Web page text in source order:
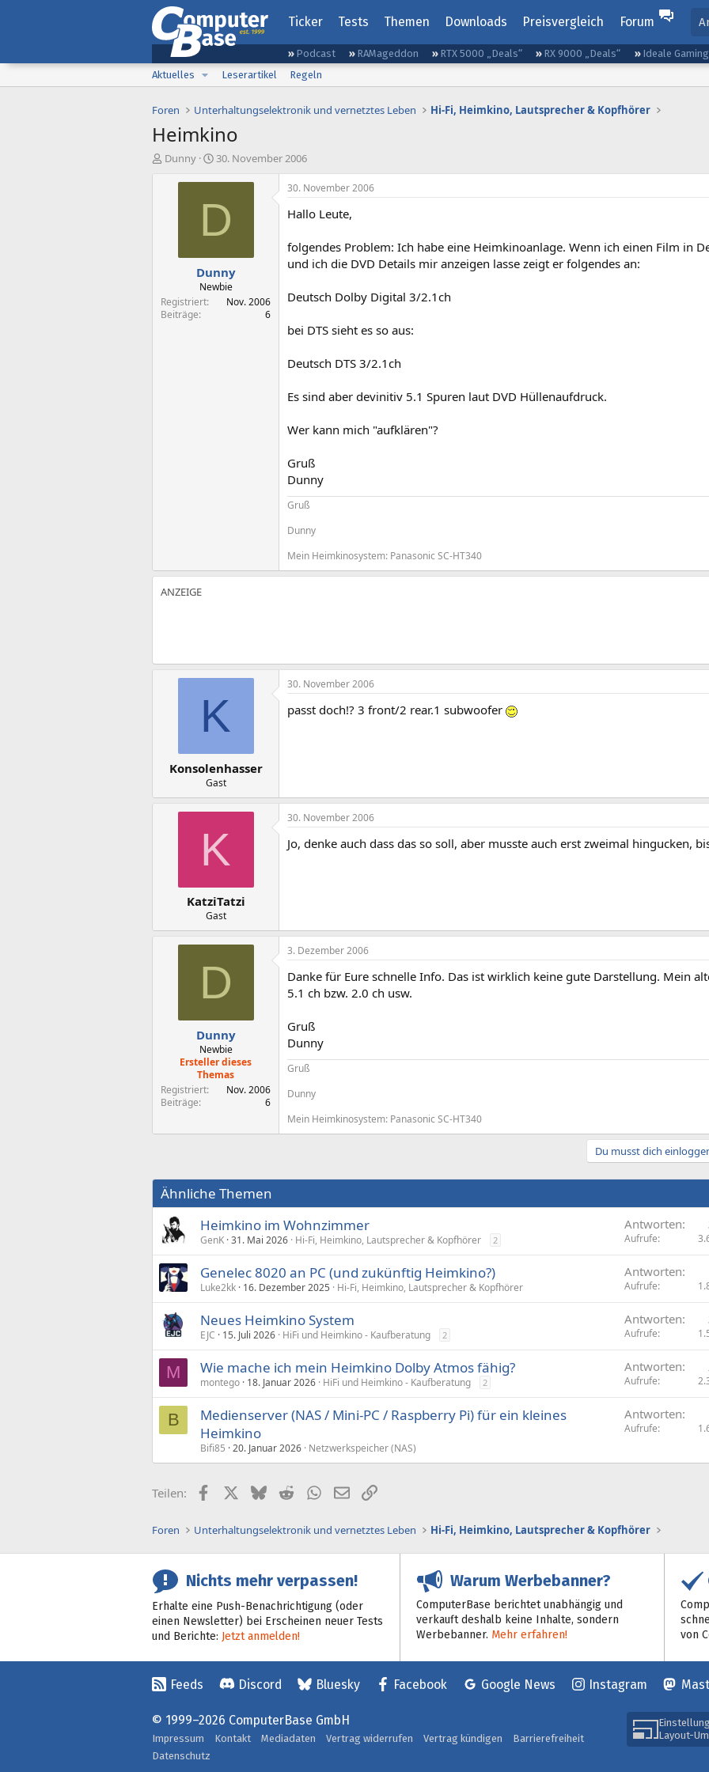
Ticker Tests Themen Downloads Preisvergleich Forum
Podcast RAMageddon RTX 5000 „Deals“ RX 9000 „Deals“
Ideale
Aktuelles
Leserartikel Regeln
Foren Unterhaltungselektronik und vernetztes Leben Hi-Fi, Heimkino, Lautsprecher & Kopfhörer
Heimkino
E
Dunny
E
s
l
t
a
m
30. November 2006
D
Dunny
Newbie
Registriert
Nov. 2006
Beiträge
6
30. November 2006
Hallo Leute,
folgendes Problem: Ich habe eine Heimkinoanlage. Wenn ich einen Film in
und ich die DVD Details mir anzeigen lasse zeigt er folgendes an:
Deutsch Dolby Digital 3/2.1ch
bei DTS sieht es so aus:
Deutsch DTS 3/2.1ch
Es sind aber devinitiv 5.1 Spuren laut DVD Hüllenaufdruck.
Wer kann mich "aufklären"?
Gruß
Dunny
Gruß
Dunny
Mein Heimkinosystem: Panasonic SC-HT340
K
Konsolenhasser
Gast
30. November 2006
passt doch!? 3 front/2 rear.1 subwoofer
K
KatziTatzi
Gast
30. November 2006
Jo, denke auch dass das so soll, aber musste auch erst zweimal hingucken,
D
Dunny
Newbie
Ersteller dieses
Themas
Registriert
Nov. 2006
Beiträge
6
3. Dezember 2006
Danke für Eure schnelle Info. Das ist wirklich keine gute Darstellung. Mein
5.1 ch bzw. 2.0 ch usw.
Gruß
Dunny
Gruß
Dunny
Mein Heimkinosystem: Panasonic SC-HT340
Du musst dich
Ähnliche Themen
Heimkino im Wohnzimmer
GenK 31. Mai 2026 Hi-Fi, Heimkino, Lautsprecher & Kopfhörer 2
Antworten
Aufrufe
Genelec 8020 an PC (und zukünftig Heimkino?)
Luke2kk 16. Dezember 2025 Hi-Fi, Heimkino, Lautsprecher & Kopfhörer
Antworten
Aufrufe
Neues Heimkino System
EJC 15. Juli 2026 HiFi und Heimkino - Kaufberatung 2
Antworten
Aufrufe
M Wie mache ich mein Heimkino Dolby Atmos fähig?
montego 18. Januar 2026 HiFi und Heimkino - Kaufberatung 2
Antworten
Aufrufe
B
Medienserver (NAS / Mini-PC / Raspberry Pi) für ein kleines
Heimkino
Bifi85 20. Januar 2026 Netzwerkspeicher (NAS)
Antworten
Aufrufe
Teilen: FacebookX (Twitter)
BlueskyRedditWhatsApp
E-MailLink
Foren Unterhaltungselektronik und vernetztes Leben Hi-Fi, Heimkino, Lautsprecher & Kopfhörer
Nichts mehr verpassen!
Erhalte eine Push-Benachrichtigung (oder
einen Newsletter) bei Erscheinen neuer Tests
und Berichte: Jetzt anmelden!
Warum Werbebanner?
ComputerBase berichtet unabhängig und
verkauft deshalb keine Inhalte, sondern
Werbebanner. Mehr erfahren!
von
Feeds Discord Bluesky Facebook Google News Instagram
Layout-
© 1999–2026 ComputerBase GmbH
Impressum Kontakt Mediadaten Vertrag widerrufen Vertrag kündigen
Barrierefreiheit
Datenschutz